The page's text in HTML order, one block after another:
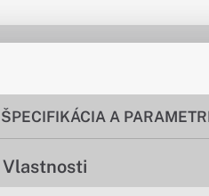
ŠPECIFIKÁCIA A
Vlastnosti